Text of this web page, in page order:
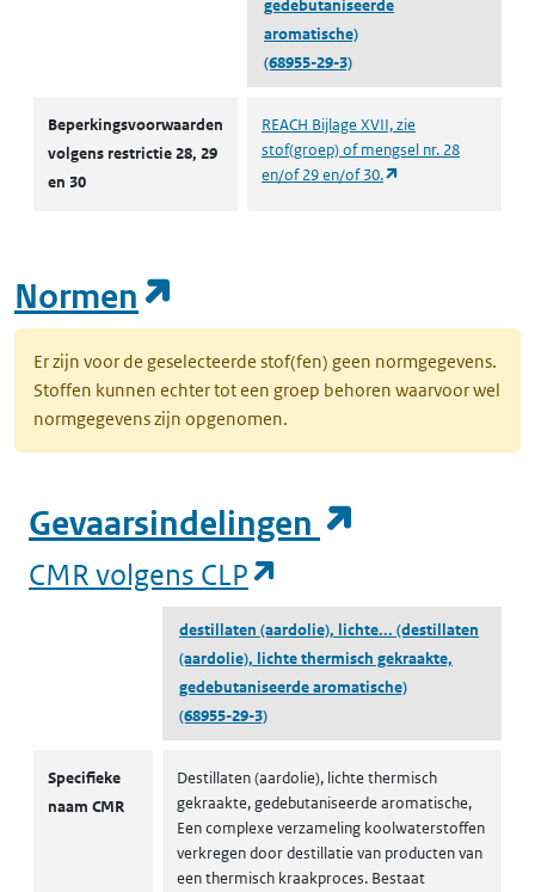
gedebutaniseerde
aromatische)
(68955-29-3)
Beperkingsvoorwaarden
volgens restrictie 28, 29
en 30
REACH Bijlage XVII, zie
stof(groep) of mengsel nr. 28
en/of 29 en/of 30.
Normen
Er zijn voor de geselecteerde stof(fen) geen normgegevens.
Stoffen kunnen echter tot een groep behoren waarvoor wel
normgegevens zijn opgenomen.
Gevaarsindelingen
CMR volgens CLP
destillaten (aardolie), lichte... (destillaten
(aardolie), lichte thermisch gekraakte,
gedebutaniseerde aromatische)
(68955-29-3)
Specifieke
naam CMR
Destillaten (aardolie), lichte thermisch
gekraakte, gedebutaniseerde aromatische,
Een complexe verzameling koolwaterstoffen
verkregen door destillatie van producten van
een thermisch kraakproces. Bestaat